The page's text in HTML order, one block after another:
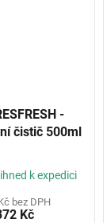
-
čistič 500ml
k expedici
bez DPH
Kč